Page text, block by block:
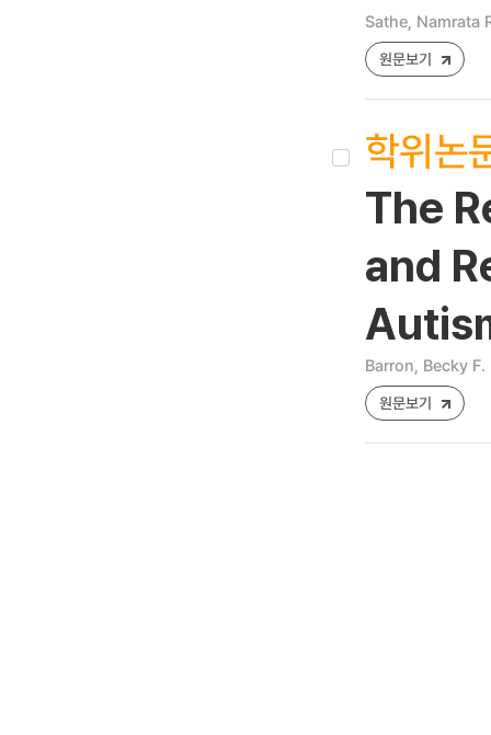
Sathe, Namrata
원문보기
학위논
The
and
Barron, Becky F.
원문보기